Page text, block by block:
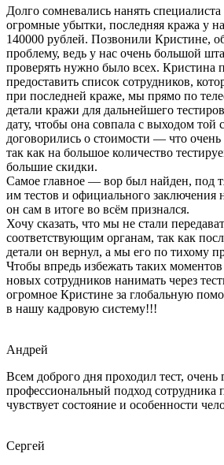
Долго сомневались нанять
огромные убытки, последняя кража у
140000 рублей. Позвонили Кристине,
проблему, ведь у нас очень большой
проверять нужно было всех. Кристина
предоставить список сотрудников,
при последней краже, мы прямо по
детали кражи для дальнейшего
дату, чтобы она совпала с выходом той
договорились о стоимости — что
так как на большое количество
большие скидки.
Самое главное — вор был найден, под
им тестов и официального заключения
он сам в итоге во всём признался.
Хочу сказать, что мы не стали
соответствующим органам, так как
детали он вернул, а мы его по тихому
Чтобы впредь избежать таких
новых сотрудников нанимать через
огромное Кристине за глобальную
в нашу кадровую систему!!!
Андрей
Всем доброго дня проходил тест,
профессиональный подход сотрудника
чувствует состояние и особенности
Сергей